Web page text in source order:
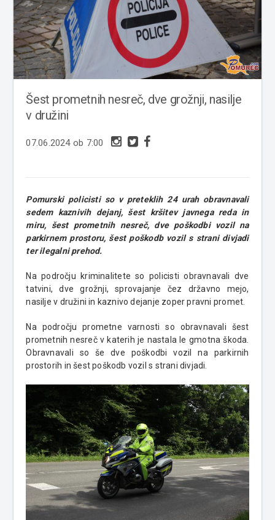
Šest prometnih nesreč, dve grožnji, nasilje
v družini
07.06.2024 ob 7:00
Pomurski policisti so v preteklih 24 urah obravnavali
sedem kaznivih dejanj, šest kršitev javnega reda in
miru, šest prometnih nesreč, dve poškodbi vozil na
parkirnem prostoru, šest poškodb vozil s strani divjadi
ter ilegalni prehod.
Na področju kriminalitete so policisti obravnavali dve
tatvini, dve grožnji, sprovajanje čez državno mejo,
nasilje v družini in kaznivo dejanje zoper pravni promet.
Na področju prometne varnosti so obravnavali šest
prometnih nesreč v katerih je nastala le gmotna škoda.
Obravnavali so še dve poškodbi vozil na parkirnih
prostorih in šest poškodb vozil s strani divjadi.